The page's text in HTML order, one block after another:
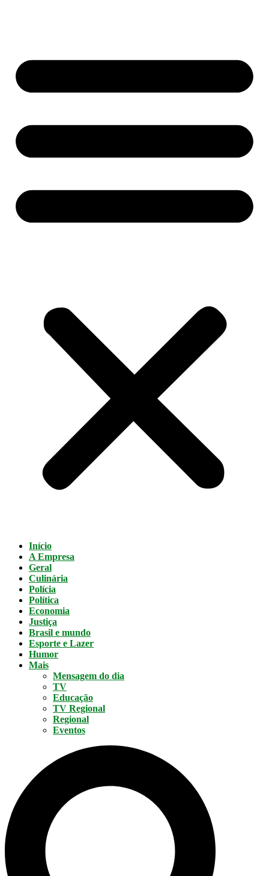
Início
A Empresa
Geral
Culinária
Polícia
Política
Economia
Justiça
Brasil e mundo
Esporte e Lazer
Humor
Mais
Mensagem do dia
TV
Educação
TV Regional
Regional
Eventos